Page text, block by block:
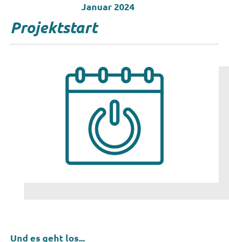
Januar 2024
Projektstart
Und es geht los...